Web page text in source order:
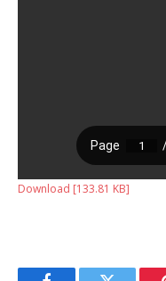
Download [133.81 KB]